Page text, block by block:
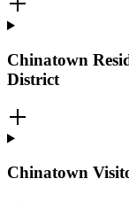
Chinatown
District
Chinatown